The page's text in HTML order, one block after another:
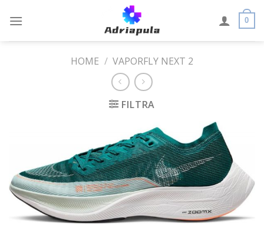
0
HOME / VAPORFLY NEXT 2
FILTRA